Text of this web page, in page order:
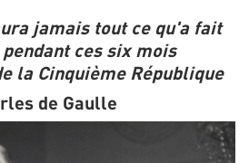
jamais tout ce qu'a fait
ces six mois
la Cinquième République
de Gaulle